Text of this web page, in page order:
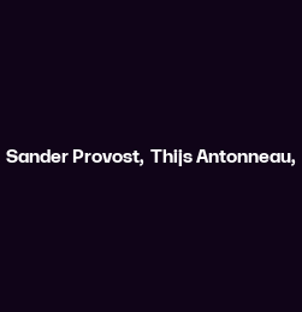
Sander Provost, Thijs Antonneau,